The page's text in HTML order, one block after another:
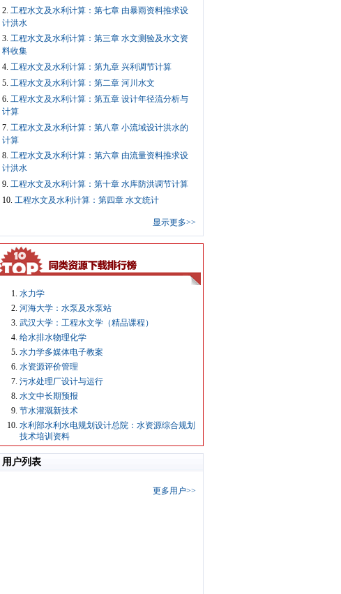
2. 工程水文及水利计算：第七章 由暴雨资料推求设
计洪水
3. 工程水文及水利计算：第三章 水文测验及水文资
料收集
4. 工程水文及水利计算：第九章 兴利调节计算
5. 工程水文及水利计算：第二章 河川水文
6. 工程水文及水利计算：第五章 设计年径流分析与
计算
7. 工程水文及水利计算：第八章 小流域设计洪水的
计算
8. 工程水文及水利计算：第六章 由流量资料推求设
计洪水
9. 工程水文及水利计算：第十章 水库防洪调节计算
10. 工程水文及水利计算：第四章 水文统计
显示更多>>
水力学
河海大学：水泵及水泵站
武汉大学：工程水文学（精品课程）
给水排水物理化学
水力学多媒体电子教案
水资源评价管理
污水处理厂设计与运行
水文中长期预报
节水灌溉新技术
水利部水利水电规划设计总院：水资源综合规划
技术培训资料
用户列表
更多用户>>